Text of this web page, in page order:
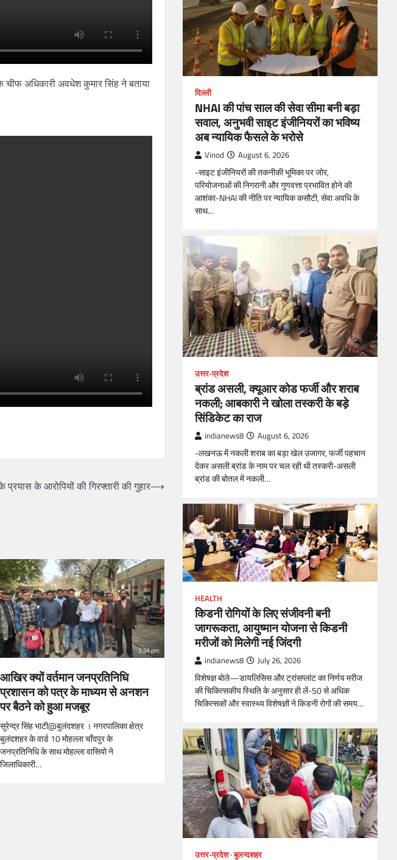
चीफ अधिकारी अवधेश कुमार सिंह ने बताया
प्रयास के आरोपियों की गिरफ्तारी की गुहार⟶
आखिर क्यों वर्तमान जनप्रतिनिधि
प्रशासन को पत्र के माध्यम से अनशन
पर बैठने को हुआ मजबूर
सुरेन्द्र सिंह भाटी@बुलंदशहर । नगरपालिका क्षेत्र
बुलंदशहर के वार्ड 10 मोहल्ला चाँदपुर के
जनप्रतिनिधि के साथ मोहल्ला वासियो ने
जिलाधिकारी…
दिल्ली
NHAI की पांच साल की सेवा सीमा बनी बड़ा
सवाल, अनुभवी साइट इंजीनियरों का भविष्य
अब न्यायिक फैसले के भरोसे
Vinod August 6, 2026
-साइट इंजीनियरों की तकनीकी भूमिका पर जोर,
परियोजनाओं की निगरानी और गुणवत्ता प्रभावित होने की
आशंका-NHAI की नीति पर न्यायिक कसौटी, सेवा अवधि के
साथ…
उत्तर-प्रदेश
ब्रांड असली, क्यूआर कोड फर्जी और शराब
नकली; आबकारी ने खोला तस्करी के बड़े
सिंडिकेट का राज
indianews8 August 6, 2026
-लखनऊ में नकली शराब का बड़ा खेल उजागर, फर्जी पहचान
देकर असली ब्रांड के नाम पर चल रही थी तस्करी-असली
ब्रांड की बोतल में नकली…
HEALTH
किडनी रोगियों के लिए संजीवनी बनी
जागरूकता, आयुष्मान योजना से किडनी
मरीजों को मिलेगी नई जिंदगी
indianews8 July 26, 2026
विशेषज्ञ बोले—डायलिसिस और ट्रांसप्लांट का निर्णय मरीज
की चिकित्सकीय स्थिति के अनुसार ही लें-50 से अधिक
चिकित्सकों और स्वास्थ्य विशेषज्ञों ने किडनी रोगों की समय…
उत्तर-प्रदेश बुलन्दशहर